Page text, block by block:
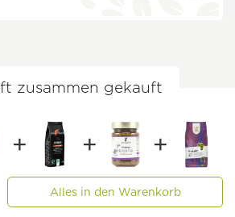
zusammen gekauft
Alles in den Warenkorb